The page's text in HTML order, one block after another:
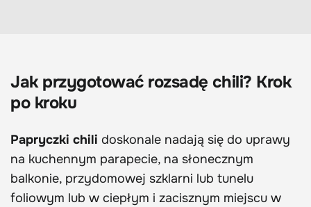
Jak przygotować rozsadę chili? Krok
po kroku
Papryczki chili doskonale nadają się do uprawy
na kuchennym parapecie, na słonecznym
balkonie, przydomowej szklarni lub tunelu
foliowym lub w ciepłym i zacisznym miejscu w